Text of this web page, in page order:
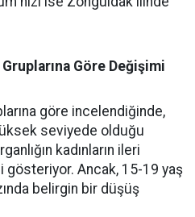
Gruplarına Göre Değişimi
göre incelendiğinde,
seviyede olduğu
kadınların ileri
gösteriyor. Ancak, 15-19 yaş
belirgin bir düşüş